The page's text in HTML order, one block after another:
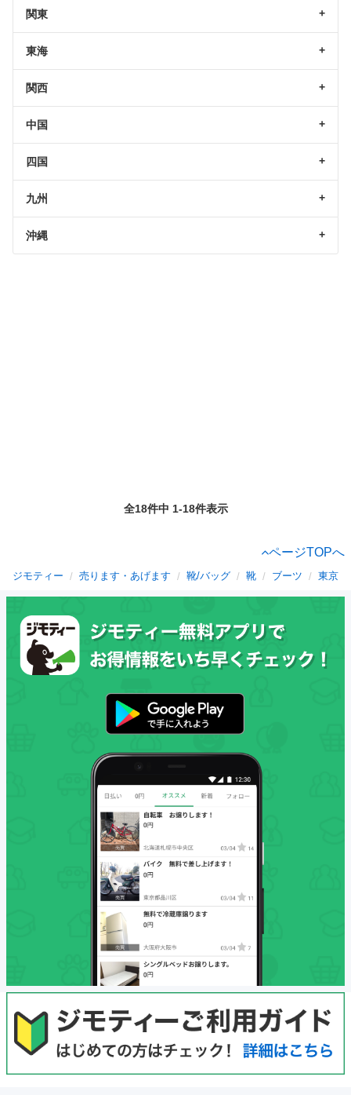
関東
東海
関西
中国
四国
九州
沖縄
全18件中 1-18件表示
ページTOPへ
ジモティー 売ります・あげます 靴/バッグ 靴 ブーツ 東京都